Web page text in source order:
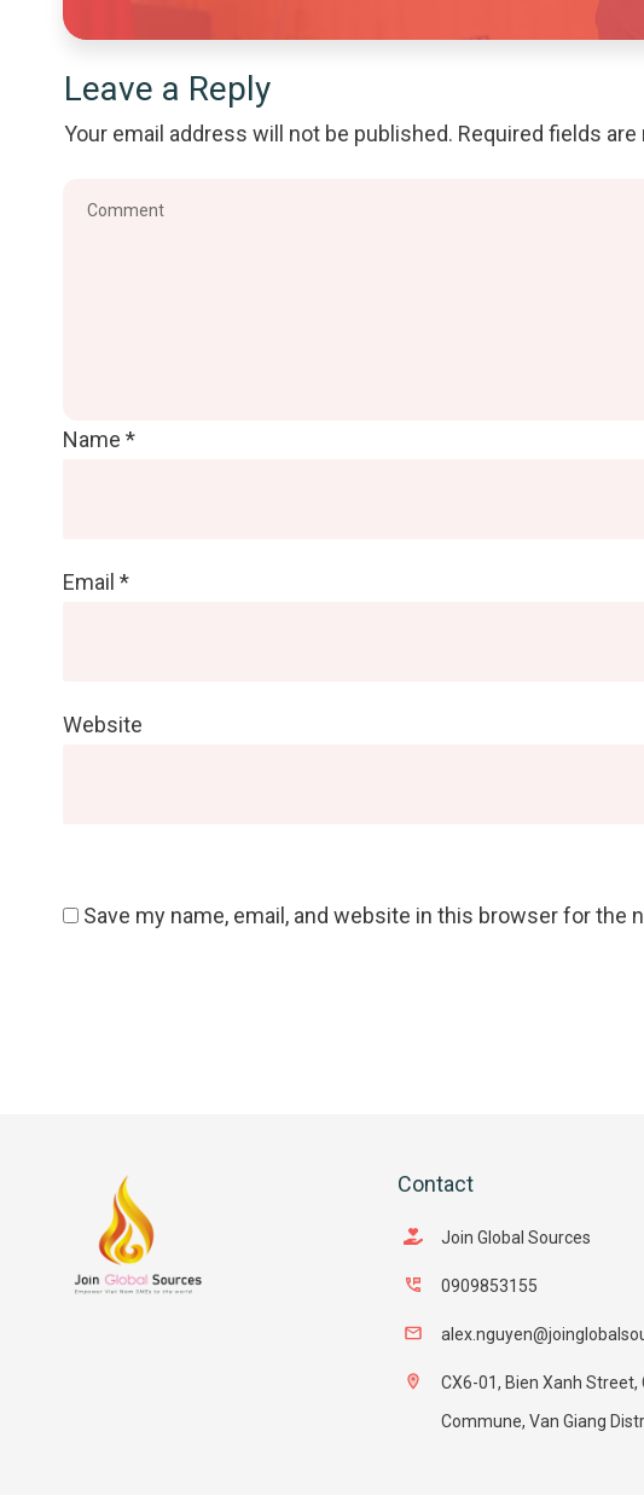
Leave a Reply
Your email address will not be published. Required fields are
Name *
Email *
Website
Save my name, email, and website in this browser for the
Contact
Join Global Sources
0909853155
CX6-01, Bien Xanh Street,
Commune, Van Giang